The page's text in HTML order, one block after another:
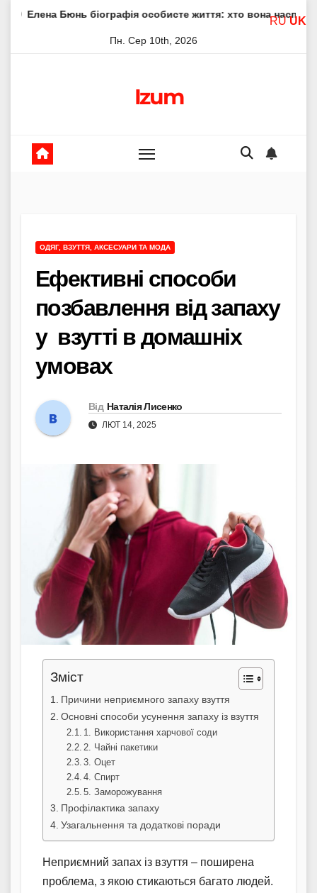
Skip
біографія особисте життя: хто вона насправді Елена
Пн. Сер 10th, 2026
Izum
ОДЯГ, ВЗУТТЯ, АКСЕСУАРИ ТА МОДА
Ефективні способи
позбавлення від запаху
у взутті в домашніх
умовах
Від Наталія Лисенко
ЛЮТ 14, 2025
Зміст
Причини неприємного запаху взуття
Основні способи усунення запаху із взуття
1. Використання харчової соди
2. Чайні пакетики
3. Оцет
4. Спирт
5. Заморожування
Профілактика запаху
Узагальнення та додаткові поради
Неприємний запах із взуття – поширена
проблема, з якою стикаються багато людей.
RU UK